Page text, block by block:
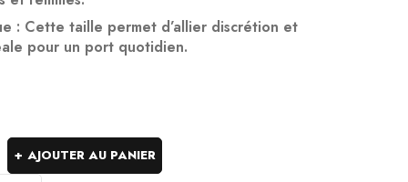
: Cette taille permet d’allier discrétion et
pour un port quotidien.
AJOUTER AU PANIER